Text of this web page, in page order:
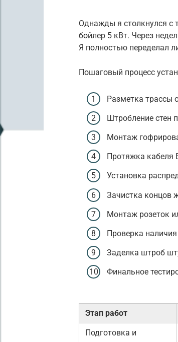
Однажды я столкнулся с
бойлер 5 кВт. Через
Я полностью переделал
Пошаговый процесс
Разметка трассы
Штробление стен
Монтаж
Протяжка кабеля
Установка
Зачистка концов
Монтаж розеток
Проверка
Заделка штроб
Финальное
Этап работ
Подготовка и